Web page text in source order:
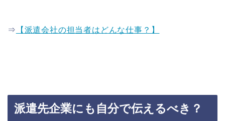
⇒ 【派遣会社の担当者はどんな仕事？】
派遣先企業にも自分で伝えるべき？